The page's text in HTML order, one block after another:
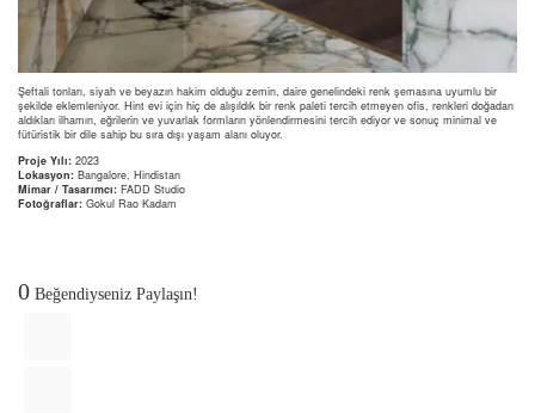
Şeftali tonları, siyah ve beyazın hakim olduğu zemin, daire genelindeki renk şemasına uyumlu bir
şekilde eklemleniyor. Hint evi için hiç de alışıldık bir renk paleti tercih etmeyen ofis, renkleri doğadan
aldıkları ilhamın, eğrilerin ve yuvarlak formların yönlendirmesini tercih ediyor ve sonuç minimal ve
fütüristik bir dile sahip bu sıra dışı yaşam alanı oluyor.
Proje Yılı: 2023
Lokasyon: Bangalore, Hindistan
Mimar / Tasarımcı: FADD Studio
Fotoğraflar: Gokul Rao Kadam
0 Beğendiyseniz Paylaşın!